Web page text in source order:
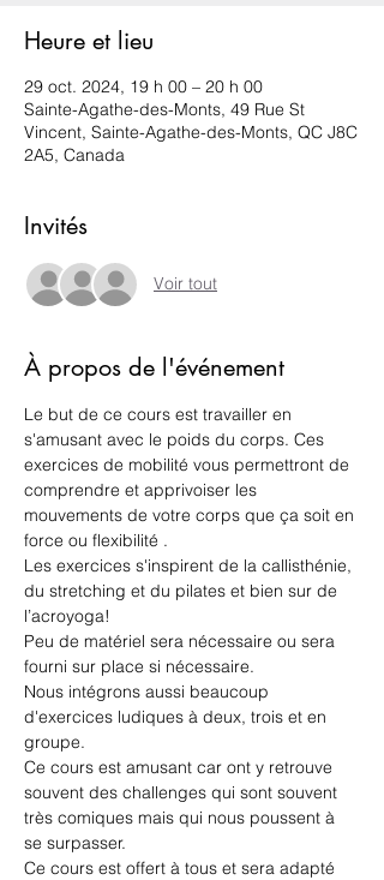
Heure et lieu
29 oct. 2024, 19 h 00 – 20 h 00
Sainte-Agathe-des-Monts, 49 Rue St
Vincent, Sainte-Agathe-des-Monts, QC J8C
2A5, Canada
Invités
Voir tout
À propos de l'événement
Le but de ce cours est travailler en
s'amusant avec le poids du corps. Ces
exercices de mobilité vous permettront de
comprendre et apprivoiser les
mouvements de votre corps que ça soit en
force ou flexibilité .
Les exercices s'inspirent de la callisthénie,
du stretching et du pilates et bien sur de
l’acroyoga!
Peu de matériel sera nécessaire ou sera
fourni sur place si nécessaire.
Nous intégrons aussi beaucoup
d'exercices ludiques à deux, trois et en
groupe.
Ce cours est amusant car ont y retrouve
souvent des challenges qui sont souvent
très comiques mais qui nous poussent à
se surpasser.
Ce cours est offert à tous et sera adapté